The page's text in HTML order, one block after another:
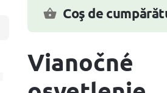
Coş de
Vianočné